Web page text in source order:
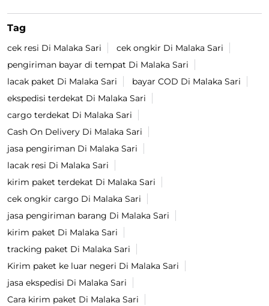
Tag
cek resi Di Malaka Sari
cek ongkir Di Malaka Sari
pengiriman bayar di tempat Di Malaka Sari
lacak paket Di Malaka Sari
bayar COD Di Malaka Sari
ekspedisi terdekat Di Malaka Sari
cargo terdekat Di Malaka Sari
Cash On Delivery Di Malaka Sari
jasa pengiriman Di Malaka Sari
lacak resi Di Malaka Sari
kirim paket terdekat Di Malaka Sari
cek ongkir cargo Di Malaka Sari
jasa pengiriman barang Di Malaka Sari
kirim paket Di Malaka Sari
tracking paket Di Malaka Sari
Kirim paket ke luar negeri Di Malaka Sari
jasa ekspedisi Di Malaka Sari
Cara kirim paket Di Malaka Sari